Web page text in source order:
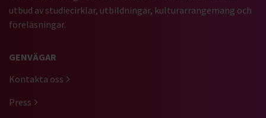
utbud av studiecirklar, utbildningar, kulturarrangemang och
föreläsningar.
GENVÄGAR
Kontakta oss
Press